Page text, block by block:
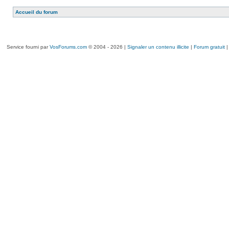
Accueil du forum
Service fourni parVosForums.com© 2004 - 2026 | Signaler un contenu illicite | Forum gratuit|